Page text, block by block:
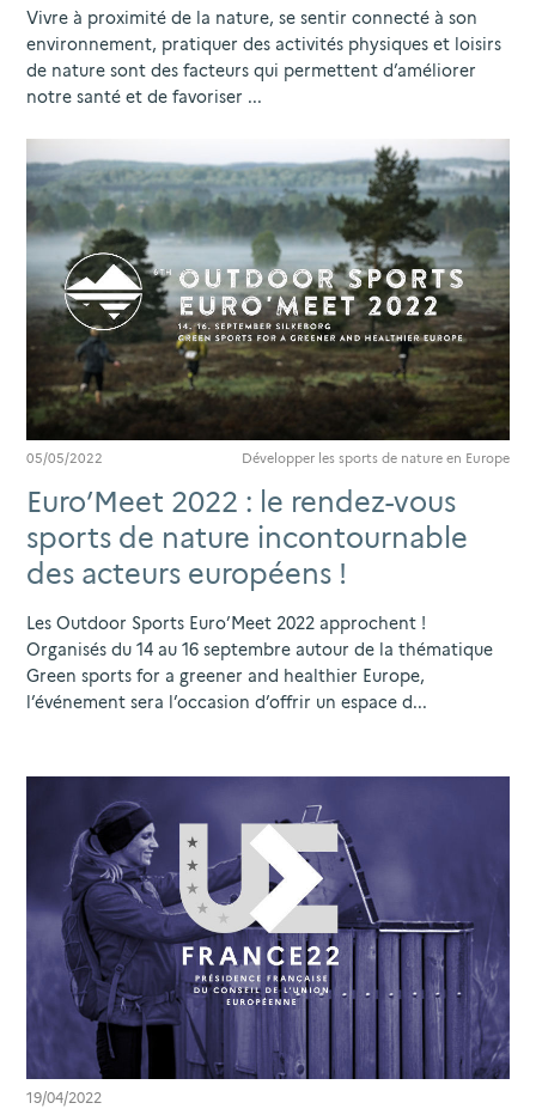
Vivre à proximité de la nature, se sentir connecté à son
environnement, pratiquer des activités physiques et loisirs
de nature sont des facteurs qui permettent d’améliorer
notre santé et de favoriser ...
05/05/2022 Développer les sports de nature en Europe
Euro’Meet 2022 : le rendez-vous
sports de nature incontournable
des acteurs européens !
Les Outdoor Sports Euro’Meet 2022 approchent !
Organisés du 14 au 16 septembre autour de la thématique
Green sports for a greener and healthier Europe,
l’événement sera l’occasion d’offrir un espace d...
19/04/2022